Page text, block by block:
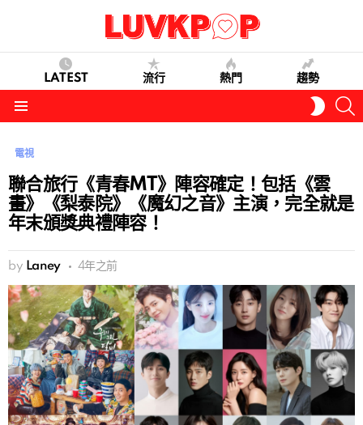
LATEST 流行 熱門 趨勢
SKIN
電視
聯合旅行《青春MT》陣容確定！包括《雲
畫》《梨泰院》《魔幻之音》主演，完全就是
年末頒獎典禮陣容！
by Laney 4年之前